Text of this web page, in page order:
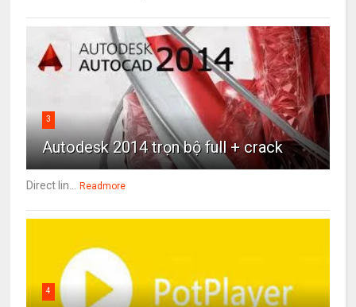
3
Autodesk 2014 trọn bộ full + crack
Direct lin... Readmore
4